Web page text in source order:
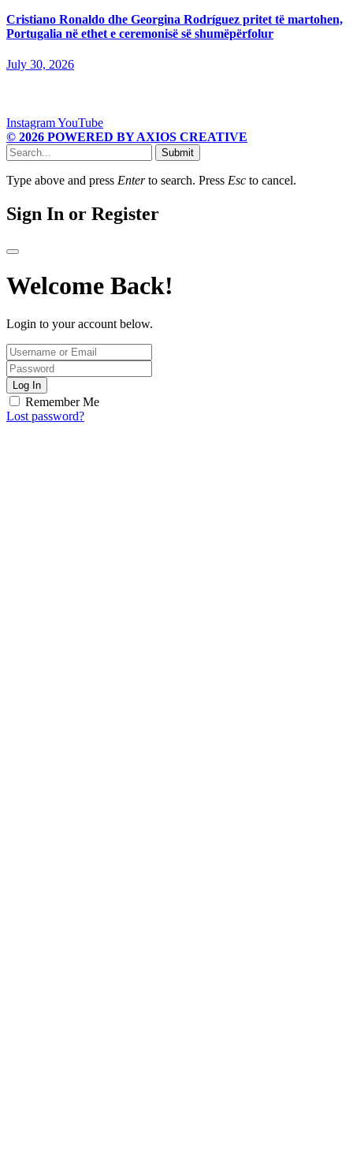
Cristiano Ronaldo dhe Georgina Rodríguez pritet të martohen,
Portugalia në ethet e ceremonisë së shumëpërfolur
July 30, 2026
InstagramYouTube
© 2026 POWERED BY AXIOS CREATIVE
Submit
Type above and press Enterto search. Press Esc to cancel.
Sign In or Register
Welcome Back!
Login to your account below.
Log In
Remember Me
Lost password?